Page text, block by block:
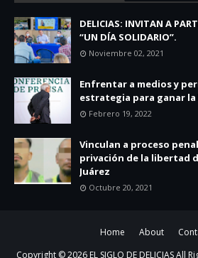
DELICIAS: INVITAN A
“UN DÍA SOLIDARIO”.
Noviembre 02, 2021
Enfrentar a medios y
estrategia para ganar
Febrero 19, 2022
Vinculan a proceso
privación de la libertad
Juárez
Octubre 20, 2021
Home About
Copyright ©2026 EL SIGLO DE DELICIASAll